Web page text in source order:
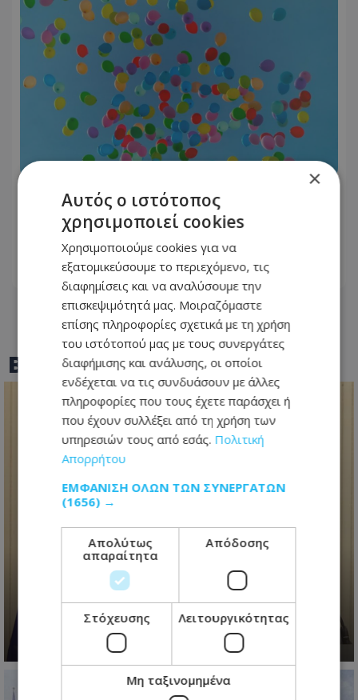
Τα τρία πιο τυχερά ζώδια της
εβδομάδας - Θετικές εξελίξεις σε
όλους τους τομείς
05.08.2026 - 10:52
BEST OFTOTHEMAONLINE
Ανασχηματισμός με πολιτικά
μηνύματα: Ο Πρόεδρος
Χριστοδουλίδης έθεσε τον πήχη
ψηλά για τη νέα κυβέρνηση
06.08.2026 - 09:41
×
Αυτός ο ιστότοπος
χρησιμοποιεί cookies
Χρησιμοποιούμε cookies για να
εξατομικεύσουμε το περιεχόμενο, τις
διαφημίσεις και να αναλύσουμε την
επισκεψιμότητά μας. Μοιραζόμαστε
επίσης πληροφορίες σχετικά με τη χρήση
του ιστότοπού μας με τους συνεργάτες
διαφήμισης και ανάλυσης, οι οποίοι
ενδέχεται να τις συνδυάσουν με άλλες
πληροφορίες που τους έχετε παράσχει ή
που έχουν συλλέξει από τη χρήση των
υπηρεσιών τους από εσάς. Πολιτική
Απορρήτου
ΕΜΦΆΝΙΣΗ ΌΛΩΝ ΤΩΝ ΣΥΝΕΡΓΑΤΏΝ
(1656) →
Απολύτως
απαραίτητα
Απόδοσης
Στόχευσης Λειτουργικότητας
Μη ταξινομημένα